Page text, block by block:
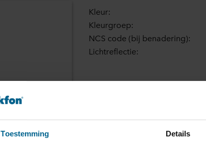
Toestemming Details
Kleur:
Kleurgroep:
NCS code (bij benadering):
Lichtreflectie: